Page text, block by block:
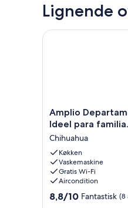
Lignende
Amplio
Departamento
privado.
Ideel
para
familia.
Chihuahua
Amplio
Ideel para familia.
Chihuahua
Køkken
Vaskemaskine
Gratis Wi-Fi
Aircondition
8.8
8,8/10 Fantastisk (8
Amplio